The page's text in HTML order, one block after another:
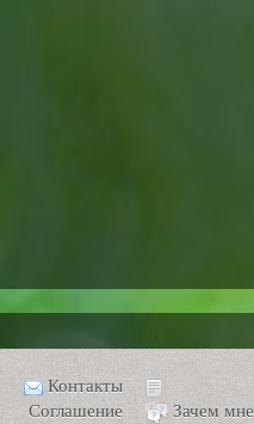
Контакты
Соглашение
Зачем мне